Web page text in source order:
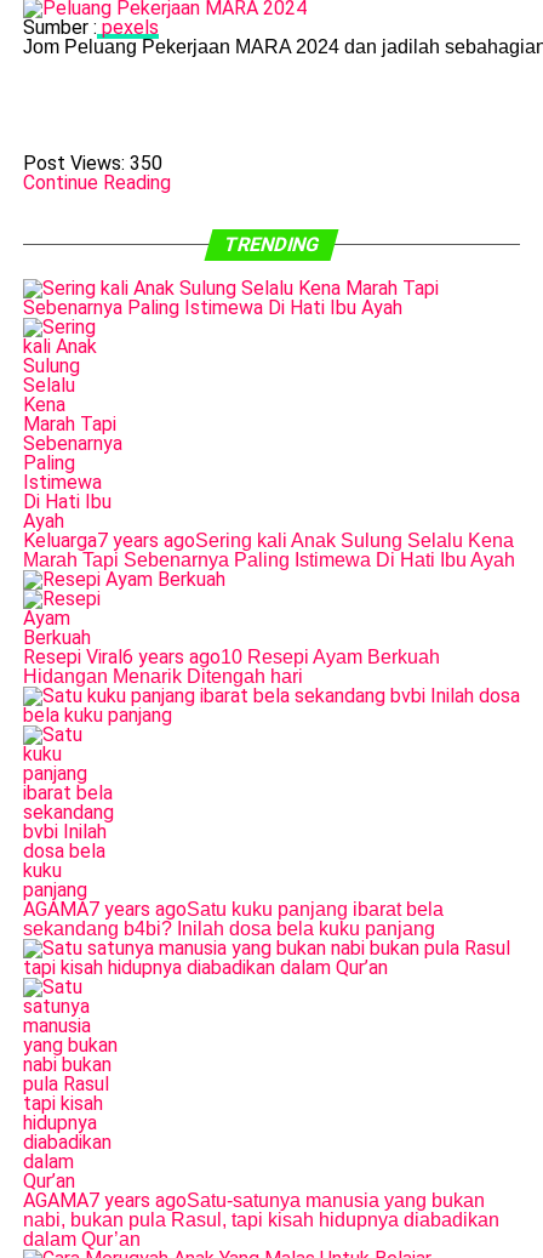
Sumber : pexels
Jom Peluang Pekerjaan MARA 2024 dan jadilah
Post Views: 350
Continue Reading
TRENDING
Keluarga7 years agoSering kali Anak Sulung Selalu Kena
Marah Tapi Sebenarnya Paling Istimewa Di Hati Ibu Ayah
Resepi Viral6 years ago10 Resepi Ayam Berkuah
Hidangan Menarik Ditengah hari
AGAMA7 years agoSatu kuku panjang ibarat bela
sekandang b4bi? Inilah dosa bela kuku panjang
AGAMA7 years agoSatu-satunya manusia yang bukan
nabi, bukan pula Rasul, tapi kisah hidupnya diabadikan
dalam Qur’an